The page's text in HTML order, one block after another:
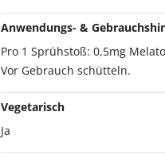
Anwendungs- &
Pro 1 Sprühstoß: 0,5mg
Vor Gebrauch schütteln.
Vegetarisch
Ja